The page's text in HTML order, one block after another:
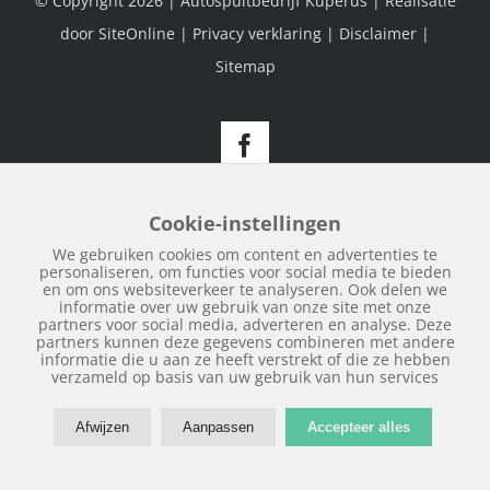
door SiteOnline | Privacy verklaring | Disclaimer |
Sitemap
Facebook
Cookie-instellingen
We gebruiken cookies om content en advertenties te
personaliseren, om functies voor social media te bieden
en om ons websiteverkeer te analyseren. Ook delen we
informatie over uw gebruik van onze site met onze
partners voor social media, adverteren en analyse. Deze
partners kunnen deze gegevens combineren met andere
informatie die u aan ze heeft verstrekt of die ze hebben
verzameld op basis van uw gebruik van hun services
Afwijzen Aanpassen Accepteer alles